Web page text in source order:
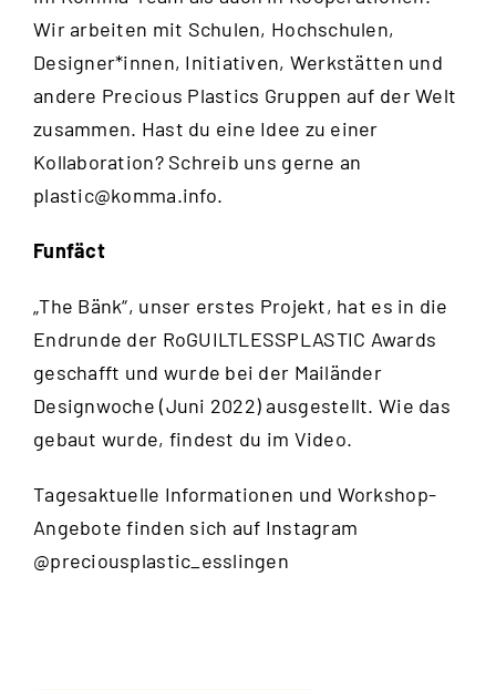
Wir arbeiten mit Schulen, Hochschulen,
Designer*innen, Initiativen, Werkstätten und
andere Precious Plastics Gruppen auf der Welt
zusammen. Hast du eine Idee zu einer
Kollaboration? Schreib uns gerne an
plastic@komma.info.
Funfäct
„The Bänk“, unser erstes Projekt, hat es in die
Endrunde der RoGUILTLESSPLASTIC Awards
geschafft und wurde bei der Mailänder
Designwoche (Juni 2022) ausgestellt. Wie das
gebaut wurde, findest du im Video.
Tagesaktuelle Informationen und Workshop-
Angebote finden sich auf Instagram
@preciousplastic_esslingen